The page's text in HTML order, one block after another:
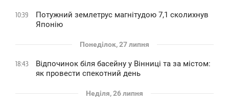
10:39
Потужний землетрус магнітудою 7,1 сколихнув
Японію
Понеділок, 27 липня
18:43
Відпочинок біля басейну у Вінниці та за містом:
як провести спекотний день
Неділя, 26 липня